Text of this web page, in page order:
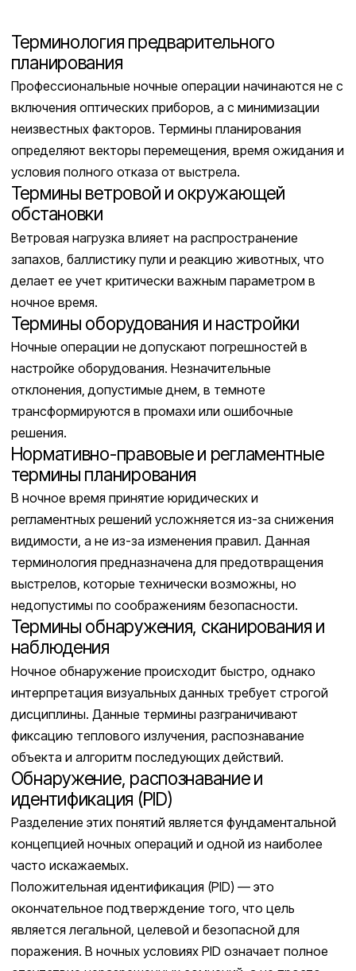
Терминология предварительного
планирования
Профессиональные ночные операции начинаются не с
включения оптических приборов, а с минимизации
неизвестных факторов. Термины планирования
определяют векторы перемещения, время ожидания и
условия полного отказа от выстрела.
Термины ветровой и окружающей
обстановки
Ветровая нагрузка влияет на распространение
запахов, баллистику пули и реакцию животных, что
делает ее учет критически важным параметром в
ночное время.
Термины оборудования и настройки
Ночные операции не допускают погрешностей в
настройке оборудования. Незначительные
отклонения, допустимые днем, в темноте
трансформируются в промахи или ошибочные
решения.
Нормативно-правовые и регламентные
термины планирования
В ночное время принятие юридических и
регламентных решений усложняется из-за снижения
видимости, а не из-за изменения правил. Данная
терминология предназначена для предотвращения
выстрелов, которые технически возможны, но
недопустимы по соображениям безопасности.
Термины обнаружения, сканирования и
наблюдения
Ночное обнаружение происходит быстро, однако
интерпретация визуальных данных требует строгой
дисциплины. Данные термины разграничивают
фиксацию теплового излучения, распознавание
объекта и алгоритм последующих действий.
Обнаружение, распознавание и
идентификация (PID)
Разделение этих понятий является фундаментальной
концепцией ночных операций и одной из наиболее
часто искажаемых.
Положительная идентификация (PID) — это
окончательное подтверждение того, что цель
является легальной, целевой и безопасной для
поражения. В ночных условиях PID означает полное